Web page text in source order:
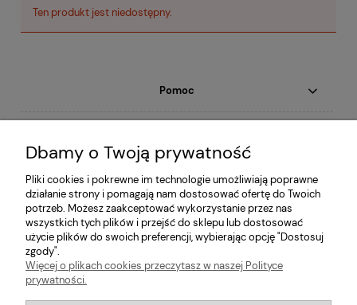
Ten produkt jest niedostępny.
Pomoc
O nas
Dbamy o Twoją prywatność
Pliki cookies i pokrewne im technologie umożliwiają poprawne
działanie strony i pomagają nam dostosować ofertę do Twoich
potrzeb. Możesz zaakceptować wykorzystanie przez nas
wszystkich tych plików i przejść do sklepu lub dostosować
użycie plików do swoich preferencji, wybierając opcję "Dostosuj
zgody".
Więcej o plikach cookies przeczytasz w naszej Polityce
prywatności.